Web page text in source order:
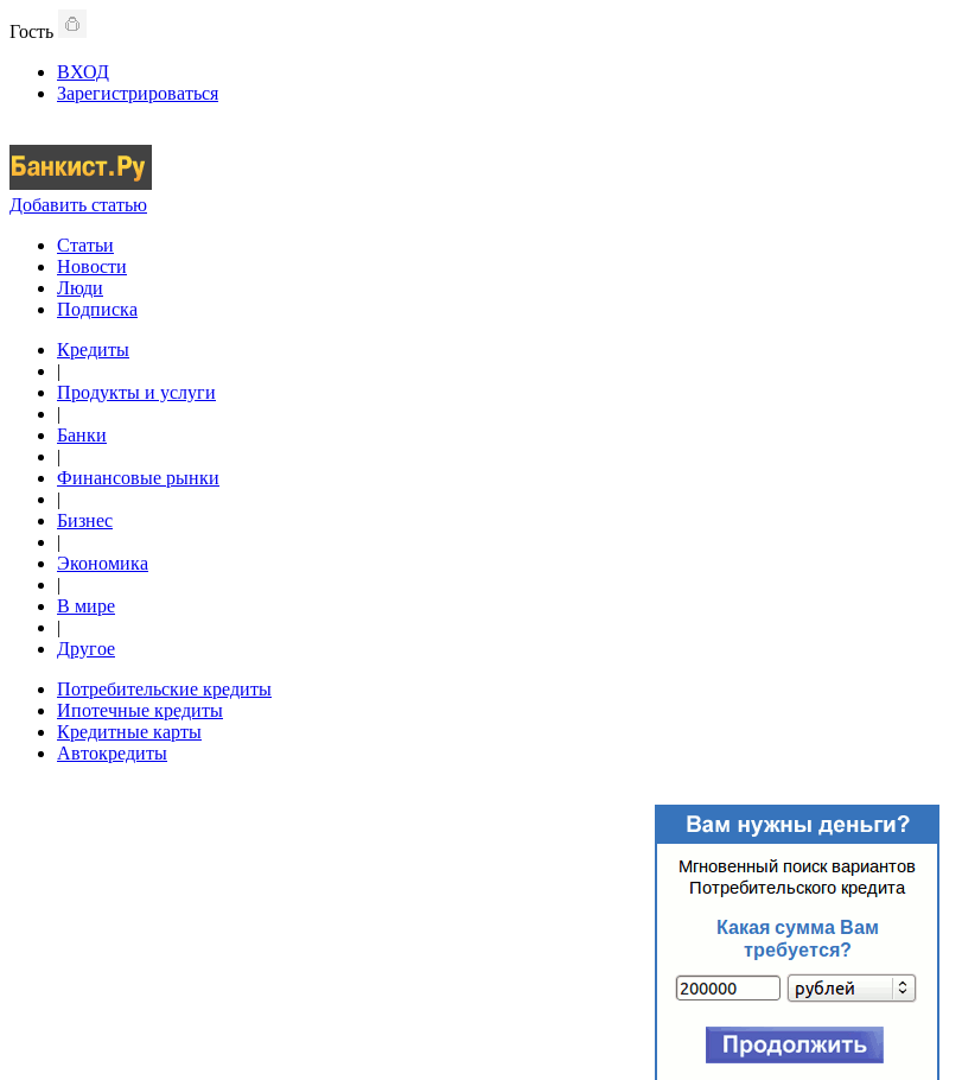
Гость
ВХОД
Зарегистрироваться
Добавить статью
Статьи
Новости
Люди
Подписка
Кредиты
|
Продукты и услуги
|
Банки
|
Финансовые рынки
|
Бизнес
|
Экономика
|
В мире
|
Другое
Потребительские кредиты
Ипотечные кредиты
Кредитные карты
Автокредиты